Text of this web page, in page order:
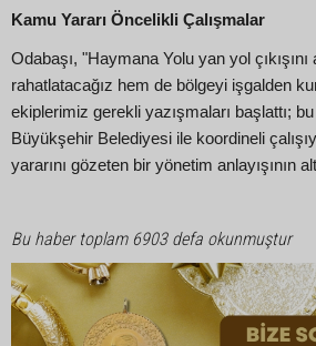
Kamu Yararı Öncelikli Çalışmalar
Odabaşı, "Haymana Yolu yan yol
rahatlatacağız hem de bölgeyi işgalden
ekiplerimiz gerekli yazışmaları başlattı;
Büyükşehir Belediyesi ile koordineli
yararını gözeten bir yönetim anlayışının
Bu haber toplam 6903 defa okunmuştur